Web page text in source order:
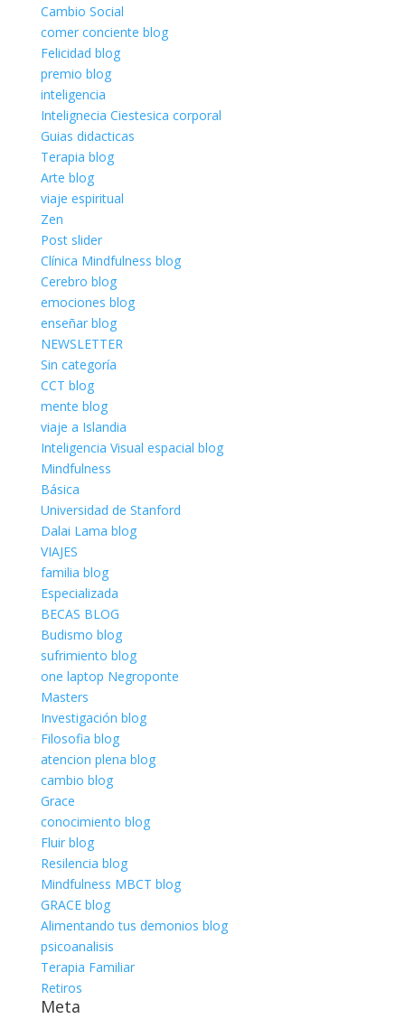
Cambio Social
comer conciente blog
Felicidad blog
premio blog
inteligencia
Intelignecia Ciestesica corporal
Guias didacticas
Terapia blog
Arte blog
viaje espiritual
Zen
Post slider
Clínica Mindfulness blog
Cerebro blog
emociones blog
enseñar blog
NEWSLETTER
Sin categoría
CCT blog
mente blog
viaje a Islandia
Inteligencia Visual espacial blog
Mindfulness
Básica
Universidad de Stanford
Dalai Lama blog
VIAJES
familia blog
Especializada
BECAS BLOG
Budismo blog
sufrimiento blog
one laptop Negroponte
Masters
Investigación blog
Filosofia blog
atencion plena blog
cambio blog
Grace
conocimiento blog
Fluir blog
Resilencia blog
Mindfulness MBCT blog
GRACE blog
Alimentando tus demonios blog
psicoanalisis
Terapia Familiar
Retiros
Meta